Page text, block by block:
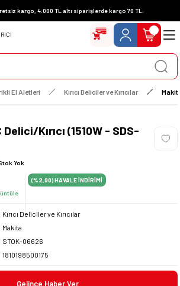
kargo, 4.000 TL altı siparişlerde kargo 70 TL.
El Aletleri Kırıcı Deliciler ve Kırıcılar
Kırıcı (1510W - SDS-
Yok
(%2,00)HAVALE İNDİRİMİ
Kırıcı Deliciler ve Kırıcılar
Makita
STOK-06626
1810198500175
Gelince Haber Ver